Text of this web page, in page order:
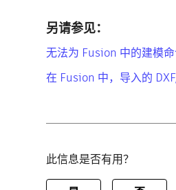
另请参见：
无法为 Fusion 中的建模
在 Fusion 中，导入的
此信息是否有用？